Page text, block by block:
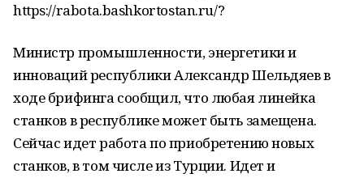
https://rabota.bashkortostan.ru/?
Министр промышленности, энергетики и
инноваций республики Александр Шельдяев в
ходе брифинга сообщил, что любая линейка
станков в республике может быть замещена.
Сейчас идет работа по приобретению новых
станков, в том числе из Турции. Идет и